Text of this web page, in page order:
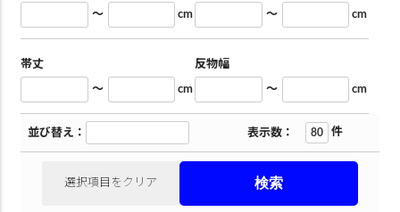
～ cm ～ cm
帯丈
～ cm
反物幅
～ cm
並び替え： 表示数： 件
選択項目をクリア